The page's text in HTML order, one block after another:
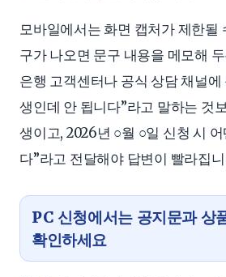
모바일에서는 화면 캡처가 제한될
구가 나오면 문구 내용을 메모해
은행 고객센터나 공식 상담 채널에
생인데 안 됩니다”라고 말하는 것
생이고, 2026년 ○월 ○일 신청 시
다”라고 전달해야 답변이 빨라집
PC 신청에서는 공지문과 상
확인하세요